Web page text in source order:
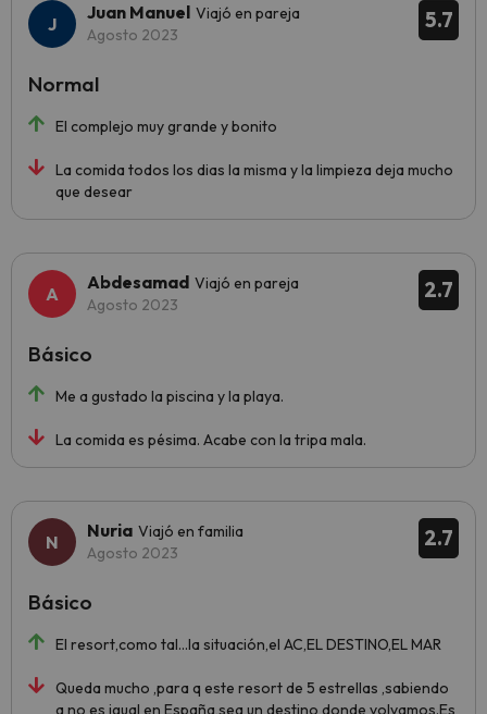
5.7
Juan Manuel Viajó en pareja
Agosto 2023
El complejo muy grande y bonito
La comida todos los dias la misma y la limpieza deja mucho
que desear
Normal
2.7
Abdesamad Viajó en pareja
Agosto 2023
Me a gustado la piscina y la playa.
La comida es pésima. Acabe con la tripa mala.
Básico
2.7
Nuria Viajó en familia
Agosto 2023
El resort,como tal...la situación,el AC,EL DESTINO,EL MAR
Queda mucho ,para q este resort de 5 estrellas ,sabiendo
q no es igual en España,sea un destino donde volvamos.Es
Básico